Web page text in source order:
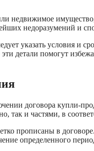
недвижимое
недоразумений и
указать условия и
детали помогут
договора купли-
так и частями, в
прописаны в
определенного